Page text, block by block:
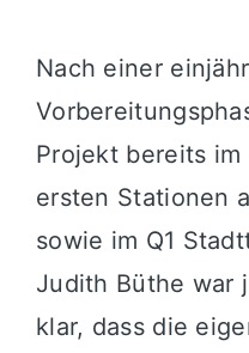
Nach einer
Projekt bereits
ersten Stationen
sowie im Q1
Judith Büthe war
klar, dass die